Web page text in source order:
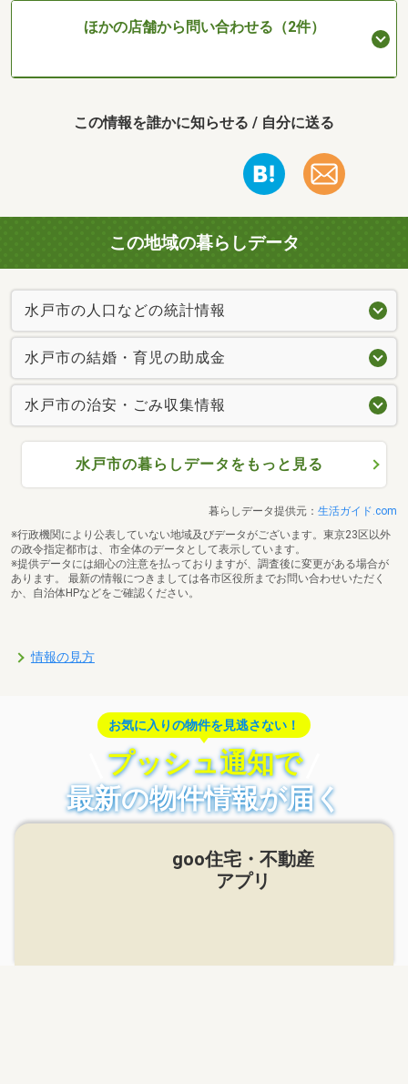
ほかの店舗から問い合わせる（2件）
この情報を誰かに知らせる / 自分に送る
この地域の暮らしデータ
水戸市の人口などの統計情報
水戸市の結婚・育児の助成金
水戸市の治安・ごみ収集情報
水戸市の暮らしデータをもっと見る
暮らしデータ提供元： 生活ガイド.com
※行政機関により公表していない地域及びデータがございます。東京23区以外
の政令指定都市は、市全体のデータとして表示しています。
※提供データには細心の注意を払っておりますが、調査後に変更がある場合が
あります。 最新の情報につきましては各市区役所までお問い合わせいただく
か、自治体HPなどをご確認ください。
情報の見方
お気に入りの物件を見逃さない！
プッシュ通知で
最新の物件情報が届く
goo住宅・不動産
アプリ